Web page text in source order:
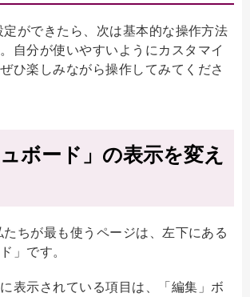
ができたら、次は基本的な操作方法
自分が使いやすいようにカスタマイ
ひ楽しみながら操作してみてくださ
ボード」の表示を変え
ちが最も使うページは、左下にある
」です。
表示されている項目は、「編集」ボ